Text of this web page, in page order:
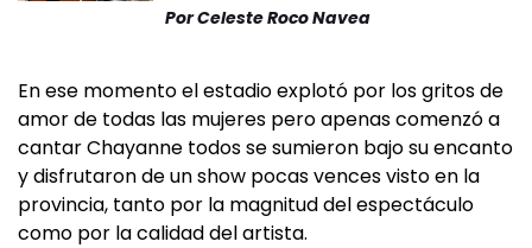
PorCeleste Roco Navea
En ese momento el estadio explotó por los gritos de
amor de todas las mujeres pero apenas comenzó a
cantar Chayanne todos se sumieron bajo su encanto
y disfrutaron de un show pocas vences visto en la
provincia, tanto por la magnitud del espectáculo
como por la calidad del artista.